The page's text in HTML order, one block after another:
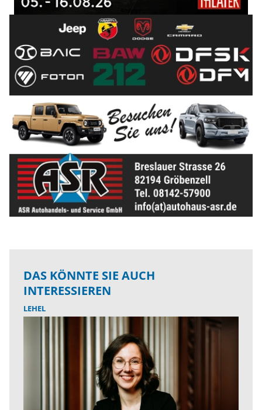
DAS KÖNNTE SIE AUCH
INTERESSIEREN
LEHEL